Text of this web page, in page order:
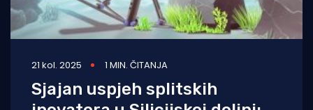
21 kol. 2025 1 MIN. ČITANJA
Sjajan uspjeh splitskih